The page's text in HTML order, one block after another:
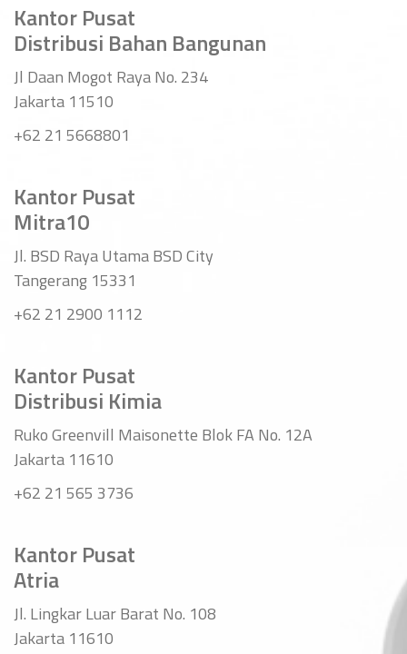
Kantor Pusat
Distribusi Bahan Bangunan
Jl Daan Mogot Raya No. 234
Jakarta 11510
+62 21 5668801
Kantor Pusat
Mitra10
Jl. BSD Raya Utama BSD City
Tangerang 15331
+62 21 2900 1112
Kantor Pusat
Distribusi Kimia
Ruko Greenvill Maisonette Blok FA No. 12A
Jakarta 11610
+62 21 565 3736
Kantor Pusat
Atria
Jl. Lingkar Luar Barat No. 108
Jakarta 11610